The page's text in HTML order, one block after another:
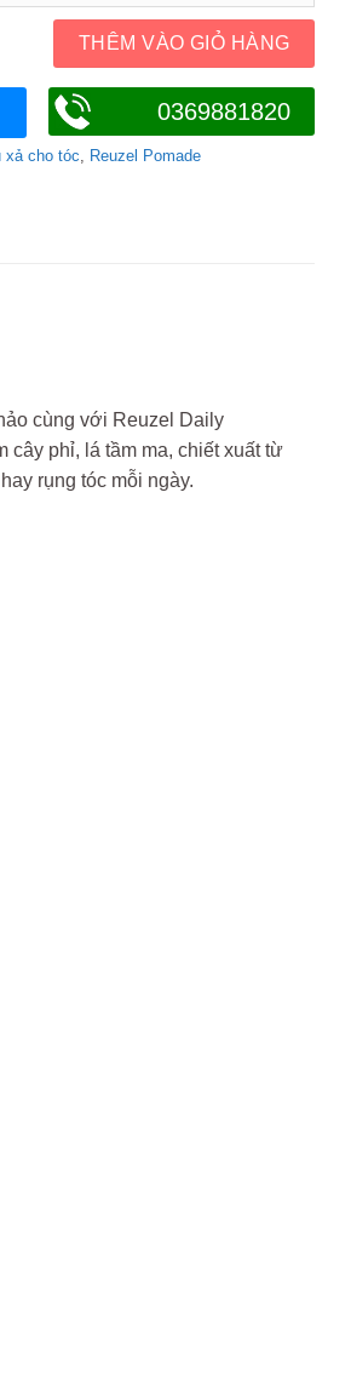
100ml 350ml 1000ml số lượng
THÊM VÀO GIỎ HÀNG
0369881820
xả cho tóc
Reuzel Pomade
cùng với Reuzel Daily
phỉ, lá tầm ma, chiết xuất từ
rụng tóc mỗi ngày.